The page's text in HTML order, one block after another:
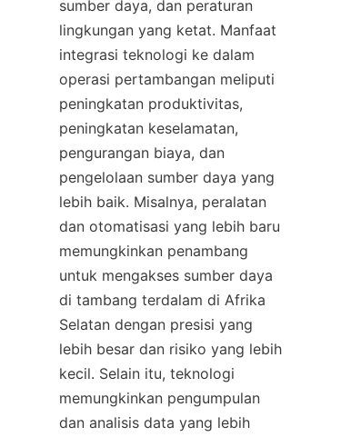
sumber daya, dan peraturan
lingkungan yang ketat. Manfaat
integrasi teknologi ke dalam
operasi pertambangan meliputi
peningkatan produktivitas,
peningkatan keselamatan,
pengurangan biaya, dan
pengelolaan sumber daya yang
lebih baik. Misalnya, peralatan
dan otomatisasi yang lebih baru
memungkinkan penambang
untuk mengakses sumber daya
di tambang terdalam di Afrika
Selatan dengan presisi yang
lebih besar dan risiko yang lebih
kecil. Selain itu, teknologi
memungkinkan pengumpulan
dan analisis data yang lebih